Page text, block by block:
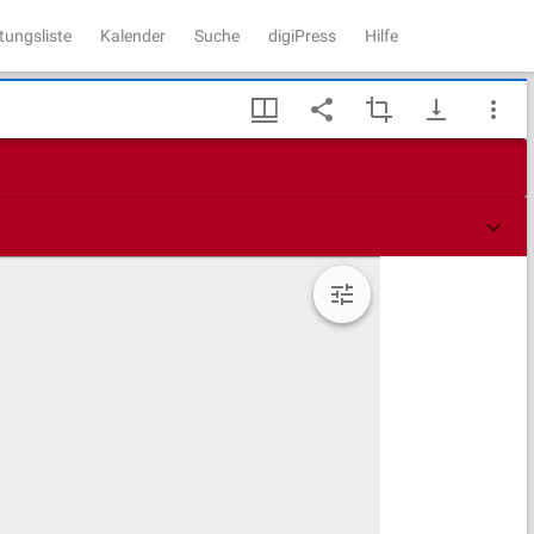
Kalender Suche digiPress Hilfe